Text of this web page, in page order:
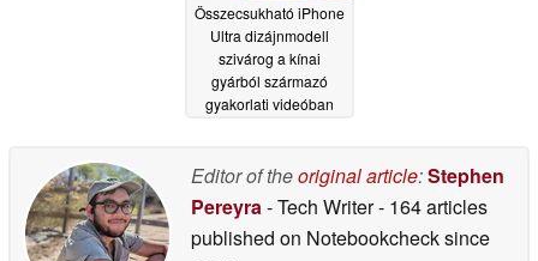
Összecsukható iPhone
Ultra dizájnmodell
szivárog a kínai
gyárból származó
gyakorlati videóban
Editor of theoriginal article:Stephen
Pereyra- Tech Writer- 164 articles
published on Notebookchecksince